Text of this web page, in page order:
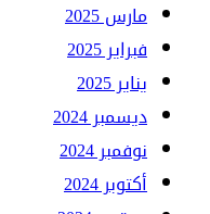
مارس 2025
فبراير 2025
يناير 2025
ديسمبر 2024
نوفمبر 2024
أكتوبر 2024